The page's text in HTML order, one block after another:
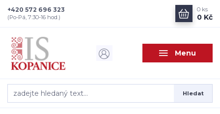
Menu
Hledat
+420 572 696 323
(Po-Pá, 7:30-16 hod.)
0 ks
0 Kč